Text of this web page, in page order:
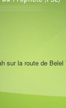
sur la route de Belel